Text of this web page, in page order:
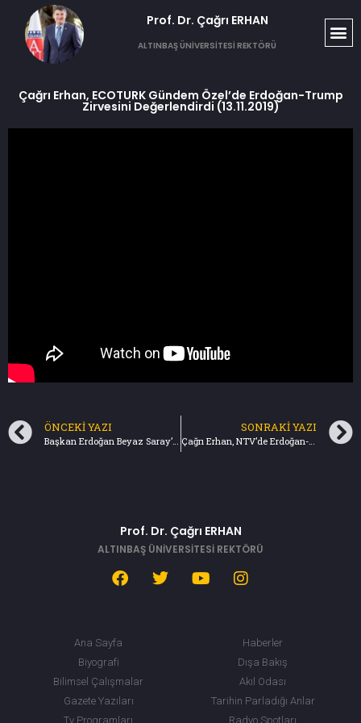
Prof. Dr. Çağrı ERHAN​
ALTINBAŞ ÜNİVERSİTESİ REKTÖRÜ
Çağrı Erhan, ECOTURK Gündem Özel’de Erdoğan-Trump
Zirvesini Değerlendirdi (13.11.2019)
ÖNCEKI YAZI
Başkan Erdoğan Beyaz Saray’da – Akademisyen Çağri Erhan Değerlendiriyor (13.11.2019)
SONRAKI YAZI
Çağrı Erhan, NTV’de Erdoğan-Trump Görüşmesini Değerlendirdi (13.11.2019)
Prof. Dr. Çağrı ERHAN
ALTINBAŞ ÜNİVERSİTESİ REKTÖRÜ
Ana Sayfa
Biyografi
Bilimsel Çalışmalar
Gazete Yazıları
Tv Programları
Haberler
Dışa Bakış
Akıl Odası
Tarihin Parladığı Anlar
Radyo Spotları